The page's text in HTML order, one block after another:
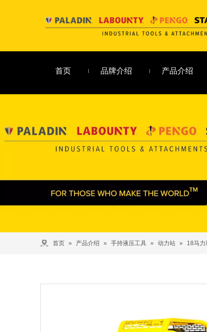
首页 品牌介绍 产品介绍
首页 » 产品介绍 » 手持液压工具 » 动力站 » 18马力